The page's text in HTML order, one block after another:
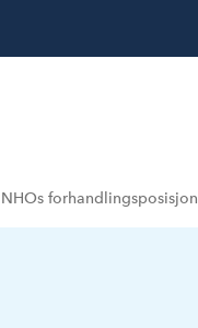
forhandlingsposisjon